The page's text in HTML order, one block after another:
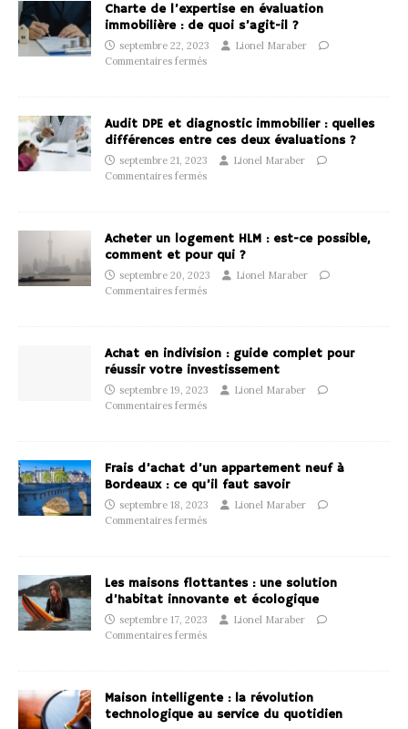
Charte de l’expertise en évaluation
immobilière : de quoi s’agit-il ?
septembre 22, 2023
Lionel Maraber
Commentaires fermés
Audit DPE et diagnostic immobilier : quelles
différences entre ces deux évaluations ?
septembre 21, 2023
Lionel Maraber
Commentaires fermés
Acheter un logement HLM : est-ce possible,
comment et pour qui ?
septembre 20, 2023
Lionel Maraber
Commentaires fermés
Achat en indivision : guide complet pour
réussir votre investissement
septembre 19, 2023
Lionel Maraber
Commentaires fermés
Frais d’achat d’un appartement neuf à
Bordeaux : ce qu’il faut savoir
septembre 18, 2023
Lionel Maraber
Commentaires fermés
Les maisons flottantes : une solution
d’habitat innovante et écologique
septembre 17, 2023
Lionel Maraber
Commentaires fermés
Maison intelligente : la révolution
technologique au service du quotidien